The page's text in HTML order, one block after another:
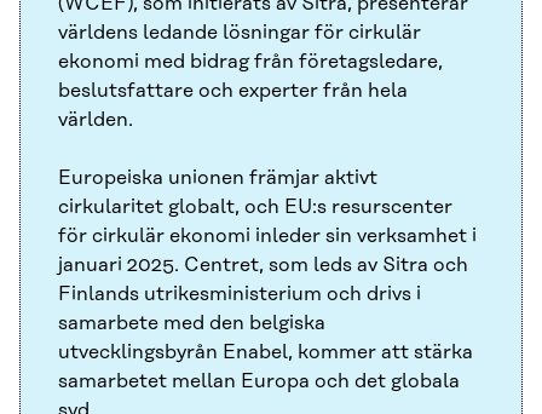
världens ledande lösningar för cirkulär
ekonomi med bidrag från företagsledare,
beslutsfattare och experter från hela
världen.
Europeiska unionen främjar aktivt
cirkularitet globalt, och EU:s resurscenter
för cirkulär ekonomi inleder sin verksamhet i
januari 2025. Centret, som leds av Sitra och
Finlands utrikesministerium och drivs i
samarbete med den belgiska
utvecklingsbyrån Enabel, kommer att stärka
samarbetet mellan Europa och det globala